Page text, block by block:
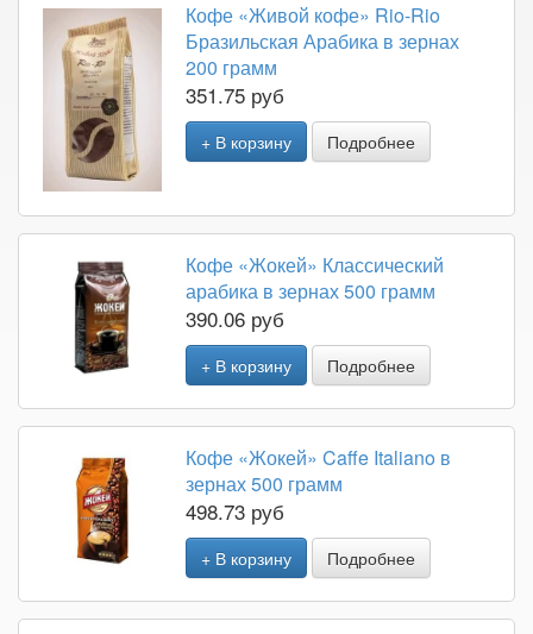
Кофе «Живой кофе» Rio-Rio
Бразильская Арабика в зернах
200 грамм
351.75 руб
+ В корзину Подробнее
Кофе «Жокей» Классический
арабика в зернах 500 грамм
390.06 руб
+ В корзину Подробнее
Кофе «Жокей» Caffe Italiano в
зернах 500 грамм
498.73 руб
+ В корзину Подробнее